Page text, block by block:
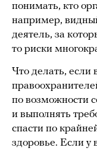
понимать, кто
например,
деятель, за
то риски
Что делать, если
по возможности
и выполнять
спасти по
здоровье. Если у